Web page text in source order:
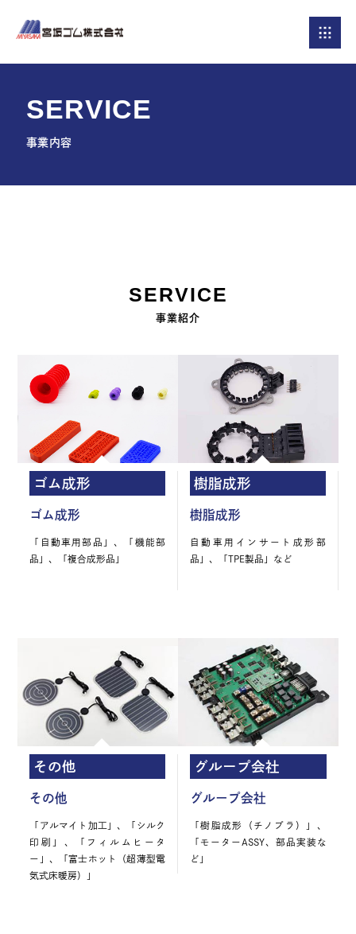
SERVICE
事業内容
SERVICE
事業紹介
ゴム成形
ゴム成形
「自動車用部品」、「機能部
品」、「複合成形品」
樹脂成形
樹脂成形
自動車用インサート成形部
品」、「TPE製品」など
その他
その他
「アルマイト加工」、「シルク
印刷」、「フィルムヒータ
ー」、「富士ホット（超薄型電
気式床暖房）」
グループ会社
グループ会社
「樹脂成形（チノプラ）」、
「モーターASSY、部品実装な
ど」